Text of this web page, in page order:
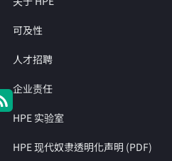
可及性
人才招聘
企业责任
HPE 实验室
HPE 现代奴隶透明化声明 (PDF)